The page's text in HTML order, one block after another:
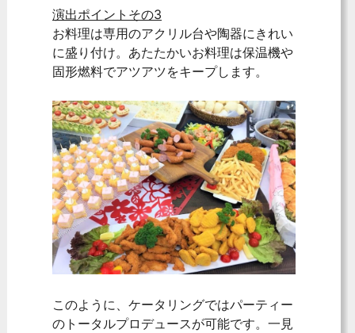
演出ポイントその3
お料理は専用のアクリル台や陶器にきれい
に盛り付け。あたたかいお料理は保温機や
固形燃料でアツアツをキープします。
このように、ケータリングではパーティー
のトータルプロデュースが可能です。一見